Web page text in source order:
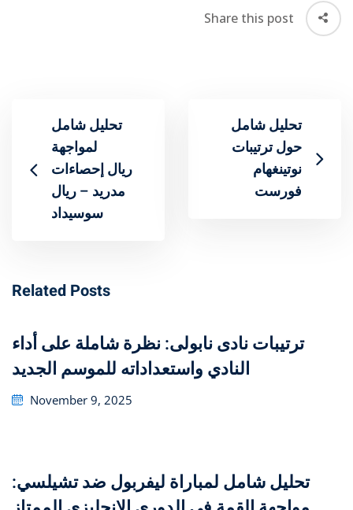
Share this post
تحليل شامل
لمواجهة
إحصاءات ‎ريال
مدريد – ريال
سوسيداد
تحليل شامل
حول ترتيبات
نوتينغهام
فورست
Related Posts
ترتيبات نادى نابولى: نظرة شاملة على أداء
النادي واستعداداته للموسم الجديد
Posted
November 9, 2025
تحليل شامل لمباراة ليفربول ضد تشيلسي: